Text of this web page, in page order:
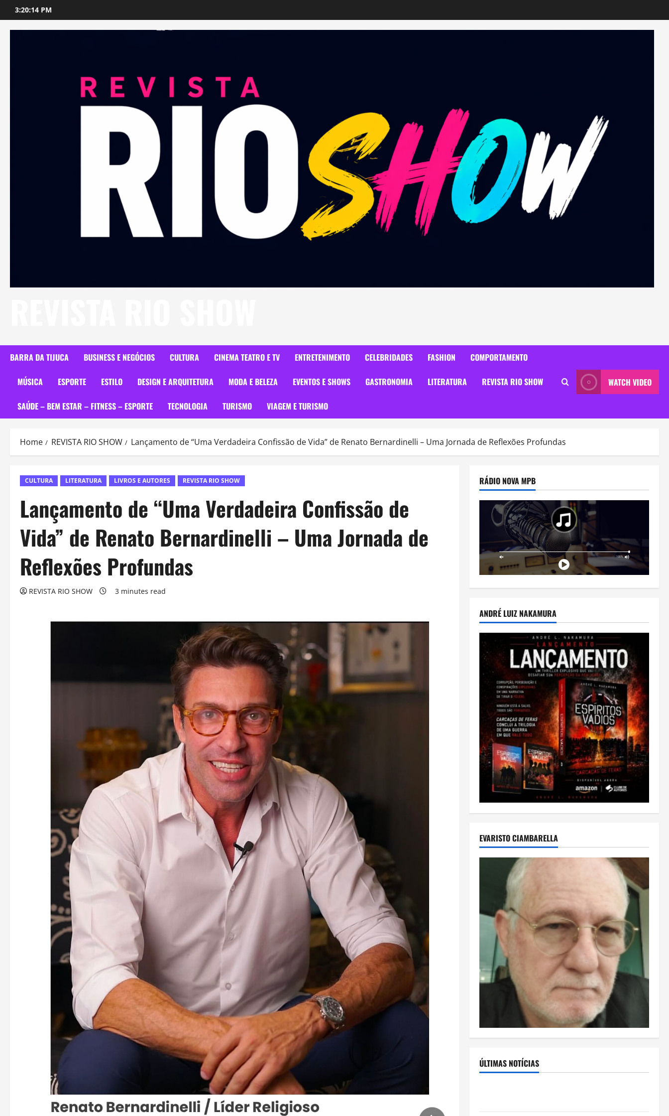
to
content
3:20:15 PM
BARRA DA TIJUCA BUSINESS E NEGÓCIOS CULTURA CINEMA TEATRO E TV ENTRETENIMENTO CELEBRIDADES FASHION COMPORTAMENTO
MÚSICA ESPORTE ESTILO DESIGN E ARQUITETURA MODA E BELEZA EVENTOS E SHOWS GASTRONOMIA LITERATURA REVISTA RIO SHOW
SAÚDE – BEM ESTAR – FITNESS – ESPORTE TECNOLOGIA TURISMO VIAGEM E TURISMO
WATCH VIDEO
Home REVISTA RIO SHOW Lançamento de “Uma Verdadeira Confissão de Vida” de Renato Bernardinelli – Uma Jornada de Reflexões Profundas
CULTURA LITERATURA LIVROS E AUTORES REVISTA RIO SHOW
Lançamento de “Uma Verdadeira Confissão de
Vida” de Renato Bernardinelli – Uma Jornada de
Reflexões Profundas
REVISTA RIO SHOW 3 minutes read
RÁDIO NOVA MPB
ANDRÉ LUIZ NAKAMURA
EVARISTO CIAMBARELLA
ÚLTIMAS NOTÍCIAS